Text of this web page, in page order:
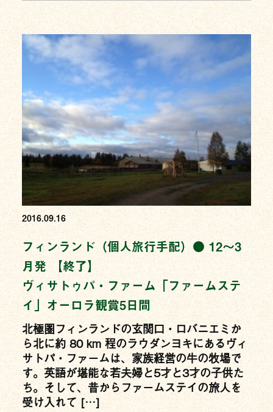
2016.09.16
フィンランド（個人旅行手配）● 12〜3
月発 【終了】
ヴィサトゥパ・ファーム「ファームステ
イ」オーロラ観賞5日間
北極圏フィンランドの玄関口・ロバニエミか
ら北に約 80 km 程のラウダンヨキにあるヴィ
サトパ・ファームは、家族経営の牛の牧場で
す。英語が堪能な若夫婦と5才と3才の子供た
ち。そして、昔からファームステイの旅人を
受け入れて […]